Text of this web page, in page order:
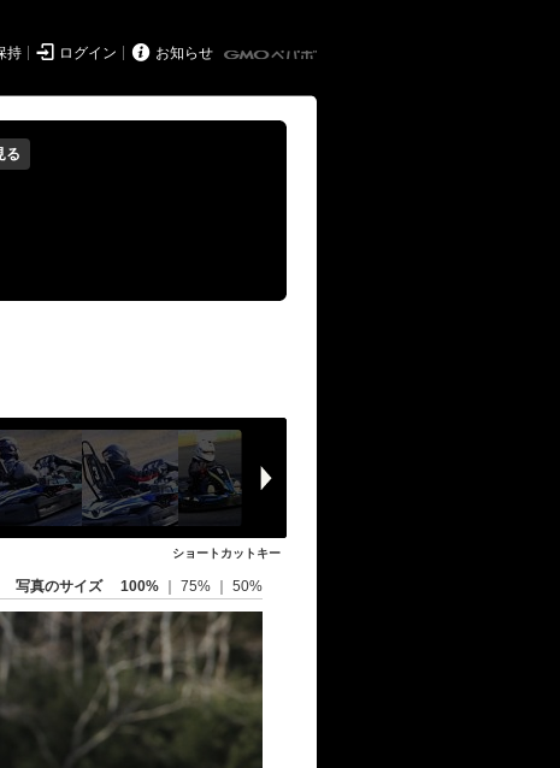
持  ログイン  お知らせ
る
ショートカットキー
写真のサイズ 100% 75% 50%